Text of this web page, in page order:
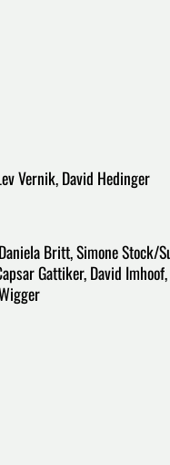
Vernik, David Hedinger
Britt, Simone Stock/
Gattiker, David